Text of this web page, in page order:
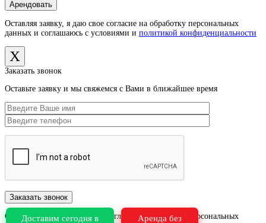
Доставим сегодня в Аренда без
Оставляя заявку, я даю свое согласие на обработку персональных
данных и соглашаюсь с условиями и политикой конфиденциальности
X
Заказать звонок
Оставьте заявку и мы свяжемся с Вами в ближайшее время
Оставляя заявку, я даю свое согласие на обработку персональных